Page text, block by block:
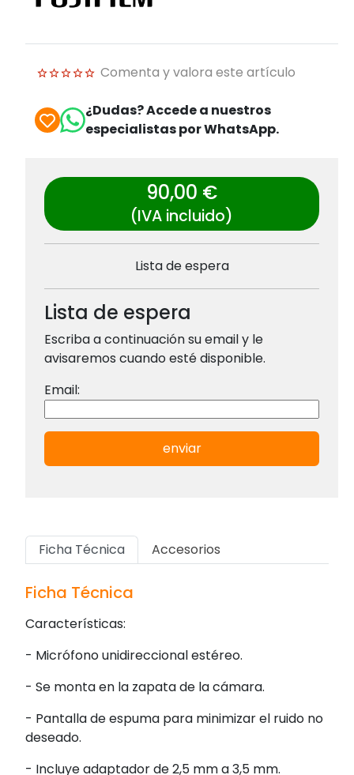
Comenta y valora este artículo
¿Dudas? Accede a nuestros
especialistas por WhatsApp.
90,00 €
(IVA incluido)
Lista de espera
Lista de espera
Escriba a continuación su email y le
avisaremos cuando esté disponible.
Email:
enviar
Ficha Técnica Accesorios
Ficha Técnica
Características:
- Micrófono unidireccional estéreo.
- Se monta en la zapata de la cámara.
- Pantalla de espuma para minimizar el ruido no
deseado.
- Incluye adaptador de 2,5 mm a 3,5 mm.